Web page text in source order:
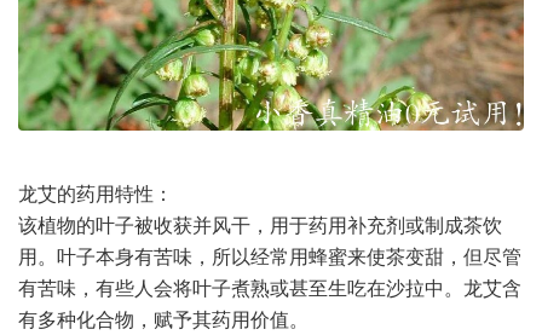
龙艾的药用特性：
该植物的叶子被收获并风干，用于药用补充剂或制成茶饮
用。叶子本身有苦味，所以经常用蜂蜜来使茶变甜，但尽管
有苦味，有些人会将叶子煮熟或甚至生吃在沙拉中。龙艾含
有多种化合物，赋予其药用价值。